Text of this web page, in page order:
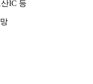
IC 등